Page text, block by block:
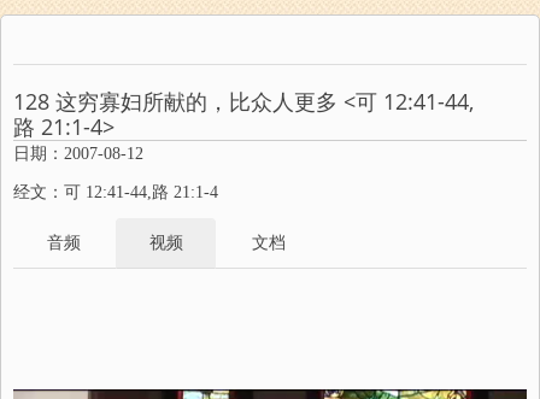
索
128 这穷寡妇所献的，比众人更多 <可 12:41-44,
路 21:1-4>
日期：2007-08-12
经文：可 12:41-44,路 21:1-4
音频 视频 文档